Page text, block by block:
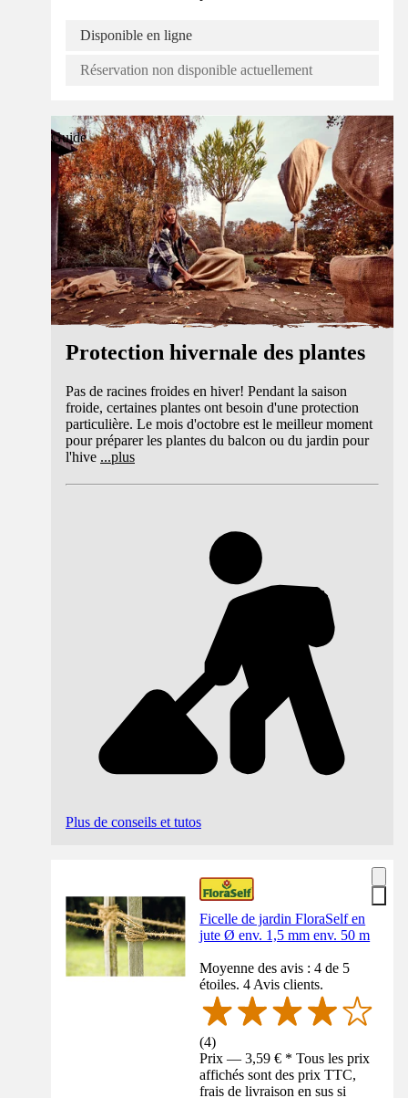
Disponible en ligne
Réservation non disponible actuellement
Guide
Protection hivernale des plantes
Pas de racines froides en hiver! Pendant la saison
froide, certaines plantes ont besoin d'une protection
particulière. Le mois d'octobre est le meilleur moment
pour préparer les plantes du balcon ou du jardin pour
l'hive ...plus
Plus de conseils et tutos
Ficelle de jardin FloraSelf en
jute Ø env. 1,5 mm env. 50 m
Moyenne des avis : 4 de 5
étoiles. 4 Avis clients.
(4)
Prix — 3,59 € * Tous les prix
affichés sont des prix TTC,
frais de livraison en sus si